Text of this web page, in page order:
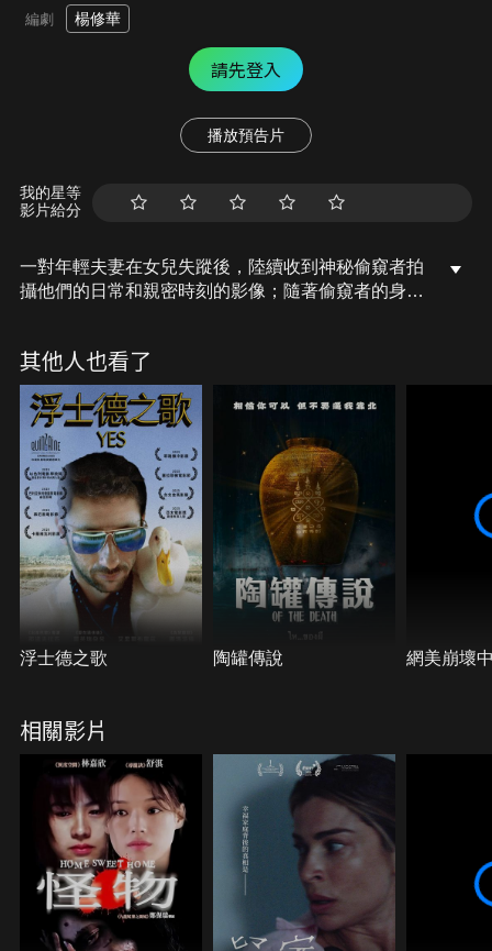
編劇 楊修華
請先登入
播放預告片
我的星等
影片給分
一對年輕夫妻在女兒失蹤後，陸續收到神秘偷窺者拍
攝他們的日常和親密時刻的影像；隨著偷窺者的身份
「看」和「被看」的連結，揭開監控日常的人性真相
之餘，人又該如何檢視自己。
其他人也看了
浮士德之歌 陶罐傳說 網美崩壞
相關影片